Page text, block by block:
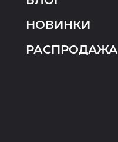
НОВИНКИ
РАСПРОДАЖА